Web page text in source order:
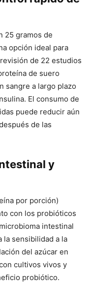
25 gramos de
opción ideal para
de 22 estudios
de suero
sangre a largo plazo
El consumo de
puede reducir aún
de las
y
por porción)
con los probióticos
intestinal
la sensibilidad a la
del azúcar en
cultivos vivos y
probiótico.